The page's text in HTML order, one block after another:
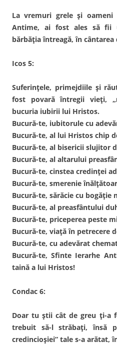
La vremuri grele și
Antime, ai fost ales să fii
bărbăția întreagă, în cântarea
Icos 5:
Suferințele, primejdiile și
fost povară întregii vieți,
bucuria iubirii lui Hristos.
Bucură-te, iubitorule cu
Bucură-te, al lui Hristos chip
Bucură-te, al bisericii slujitor
Bucură-te, al altarului
Bucură-te, cinstea credinței
Bucură-te, smerenie
Bucură-te, sărăcie cu bogăție
Bucură-te, al preasfântului
Bucură-te, priceperea peste
Bucură-te, viață în petrecere
Bucură-te, cu adevărat
Bucură-te, Sfinte Ierarhe
taină a lui Hristos!
Condac 6:
Doar tu știi cât de greu ți-a
trebuit să-l străbați, însă
credincioșiei” tale s-a arătat,